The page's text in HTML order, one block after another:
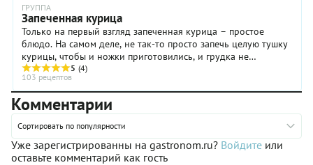
ГРУППА
Запеченная курица
Только на первый взгляд запеченная курица – простое
блюдо. На самом деле, не так-то просто запечь целую тушку
курицы, чтобы и ножки приготовились, и грудка не
пересохла, и кожа была румяной и ...
5 (4)
103 рецептов
Комментарии
Сортировать по популярности
Уже зарегистрированны на gastronom.ru? Войдите или
оставьте комментарий как гость